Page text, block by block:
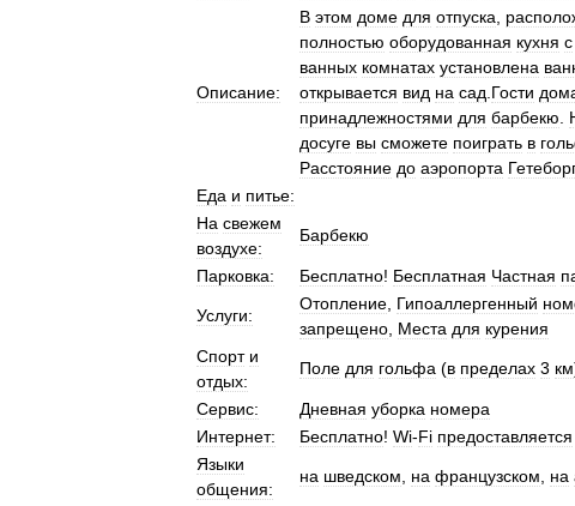
Описание:
В этом доме для отпуска
полностью оборудованная кухня с
ванных комнатах установлена
открывается вид на сад Гости
принадлежностями для барбекю
досуге вы сможете поиграть в
Расстояние до аэропорта
Еда и питье:
На свежем
воздухе:
Барбекю
Парковка: Бесплатно! Бесплатная Частная
Услуги:
Отопление Гипоаллергенный
запрещено Места для курения
Спорт и
отдых:
Поле для гольфа (в пределах 3 км
Сервис: Дневная уборка номера
Интернет:
Бесплатно! Wi-Fi предоставляется
Языки
общения:
на шведском на французском на